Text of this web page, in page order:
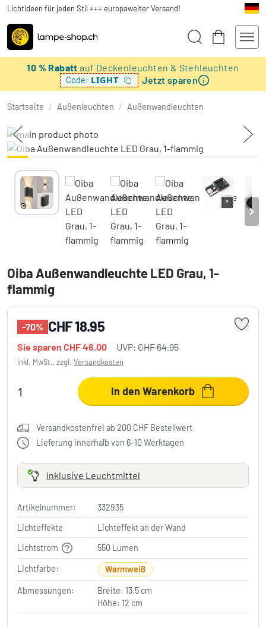
Lichtideen für jeden Stil +++ europaweiter Versand!
10 % Rabattauf Deckenleuchten & Stehleuchten
Code: LIGHT Jetzt sparen
Startseite / Außenleuchten / Außenwandleuchten
Oiba Außenwandleuchte LED Grau, 1-
flammig
-70% CHF 18.95
Sie sparen CHF 46.00 UVP: CHF 64.95
inkl. MwSt., zzgl. Versandkosten
In den Warenkorb
Versandkostenfrei ab 200 CHF Bestellwert
Lieferung innerhalb von 6-10 Werktagen
inklusive Leuchtmittel
Artikelnummer:
332935
Lichteffekte
Lichteffekt an der Wand
Lichtstrom
550 Lumen
Lichtfarbe: Warmweiß
Abmessungen:
Breite: 13.5 cm
Höhe: 12 cm